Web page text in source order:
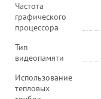
Частота
графического
процессора
Тип
видеопамяти
Использование
тепловых